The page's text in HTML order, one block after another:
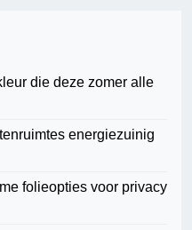
die deze zomer alle
energiezuinig
folieopties voor privacy